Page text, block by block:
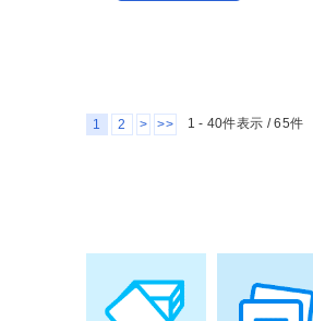
1 2 > >> 1 - 40件表示 /65件